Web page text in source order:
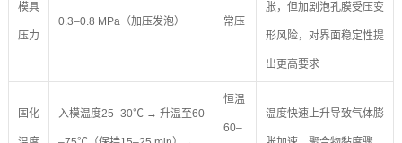
模具
压力
0.3–0.8 MPa（加压发泡） 常压
胀，但加剧泡孔膜受压变
形风险，对界面稳定性提
出更高要求
固化 入模温度25–30℃ → 升温至60
恒温
60–
温度快速上升导致气体膨